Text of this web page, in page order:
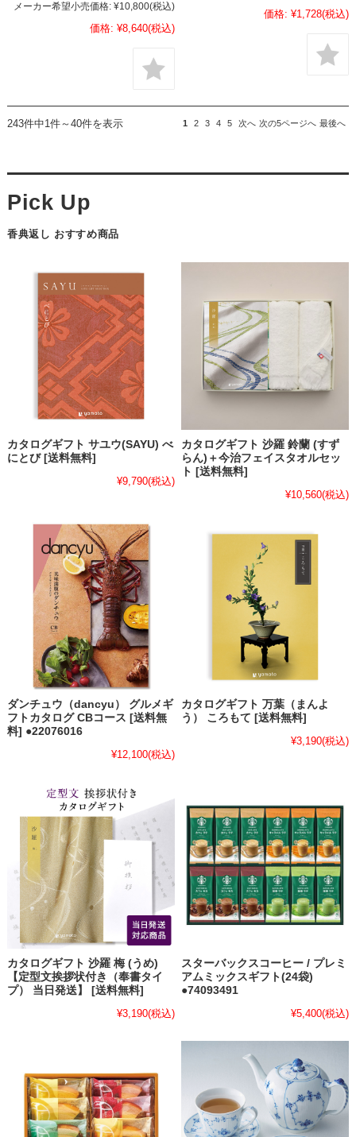
メーカー希望小売価格: ¥10,800(税込)
価格: ¥8,640(税込)
価格: ¥1,728(税込)
243件中1件～40件を表示 1 2 3 4 5 次へ 次の5ページへ 最後へ
香典返し おすすめ商品
カタログギフト サユウ(SAYU) べ
にとび [送料無料]
¥9,790(税込)
カタログギフト 沙羅 鈴蘭 (すず
らん)＋今治フェイスタオルセッ
ト [送料無料]
¥10,560(税込)
ダンチュウ（dancyu） グルメギ
フトカタログ CBコース [送料無
料] ●22076016
¥12,100(税込)
カタログギフト 万葉（まんよ
う） ころもて [送料無料]
¥3,190(税込)
カタログギフト 沙羅 梅 (うめ)
【定型文挨拶状付き（奉書タイ
プ） 当日発送】 [送料無料]
¥3,190(税込)
スターバックスコーヒー / プレミ
アムミックスギフト(24袋)
●74093491
¥5,400(税込)